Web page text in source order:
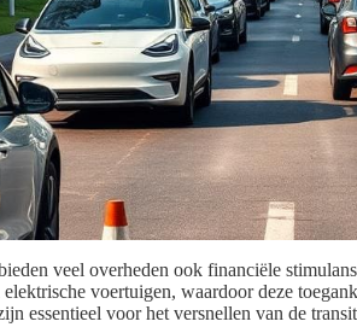
veel overheden ook financiële
elektrische voertuigen, waardoor deze
essentieel voor het versnellen van de